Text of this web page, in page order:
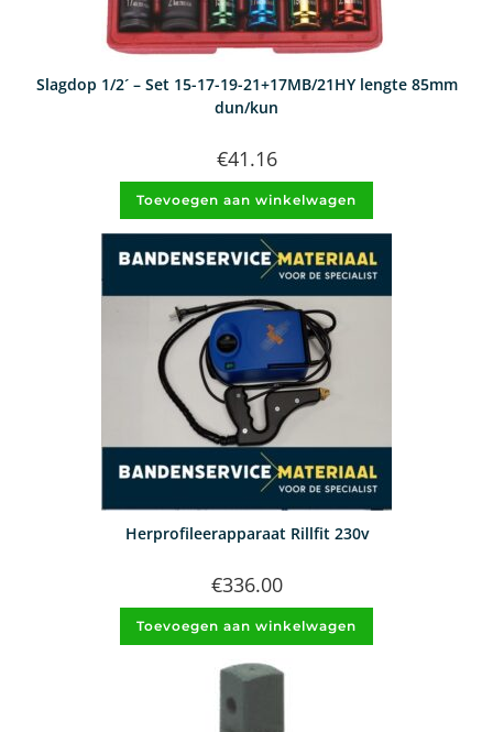
Slagdop 1/2´ – Set 15-17-19-21+17MB/21HY lengte 85mm
dun/kun
€41.16
Toevoegen aan winkelwagen
Herprofileerapparaat Rillfit 230v
€336.00
Toevoegen aan winkelwagen